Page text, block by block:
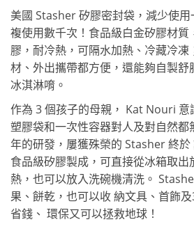
美國 Stasher 矽膠密封袋，減少使
複使用數千次！食品級白金矽膠材質
膠，耐冷熱，可隔水加熱、冷藏冷
材、外出攜帶都方便，還能夠自製舒
冰淇淋唷。
作為 3 個孩子的母親， Kat Nouri 意
塑膠袋和一次性容器對人及對自然都
年的研發，屢獲殊榮的 Stasher 終
食品級矽膠製成，可直接從冰箱取出
熱，也可以放入洗碗機清洗。
果、餅乾，也可以收 納文具、首飾
省錢、 環保又可以拯救地球！